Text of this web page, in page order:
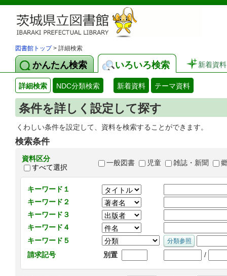
図書館トップ> 詳細検索
かんたん検索 いろいろ検索 新着資料
詳細検索 NDC分類検索 新着資料 テーマ資料
条件を詳しく設定して探す
くわしい条件を設定して、資料を検索することができます。
検索条件
資料区分
すべて選択
一般図書 児童 雑誌・新聞
キーワード１
キーワード２
キーワード３
キーワード４
キーワード５
請求記号
別置 /